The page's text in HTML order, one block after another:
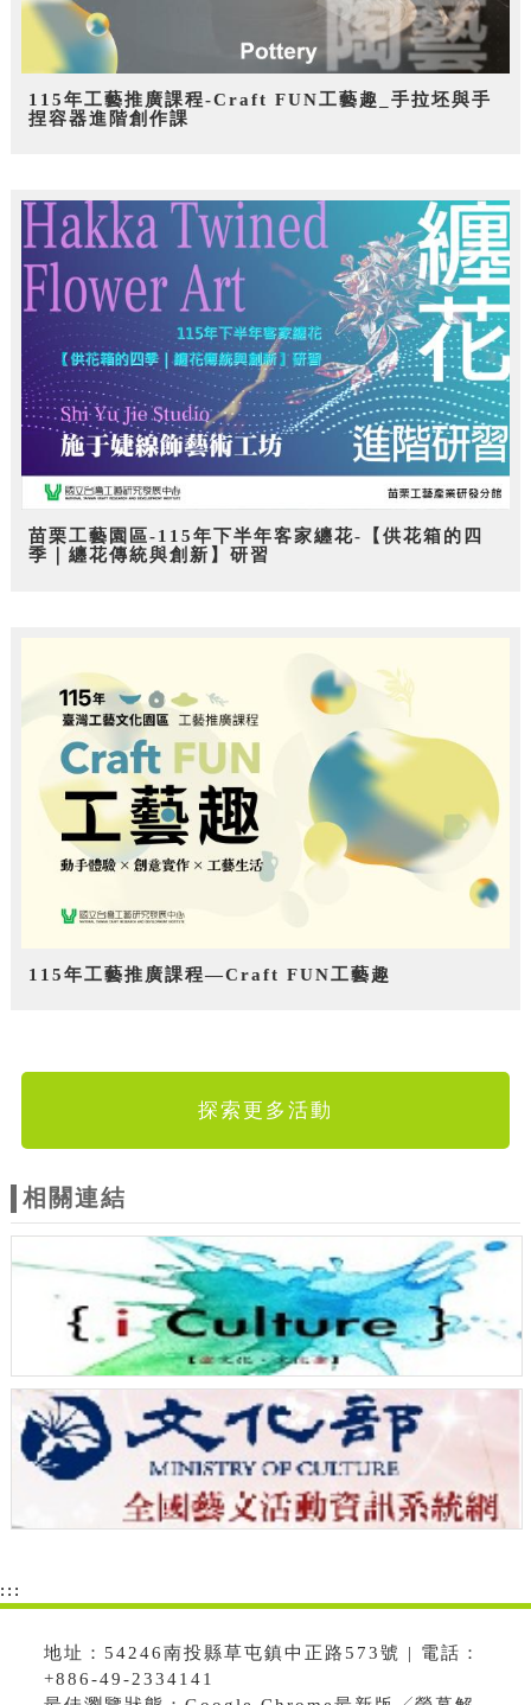
115年工藝推廣課程-Craft FUN工藝趣_手拉坯與手
捏容器進階創作課
苗栗工藝園區-115年下半年客家纏花-【供花箱的四
季｜纏花傳統與創新】研習
115年工藝推廣課程—Craft FUN工藝趣
探索更多活動
相關連結
:::
地址：54246南投縣草屯鎮中正路573號 | 電話：
+886-49-2334141